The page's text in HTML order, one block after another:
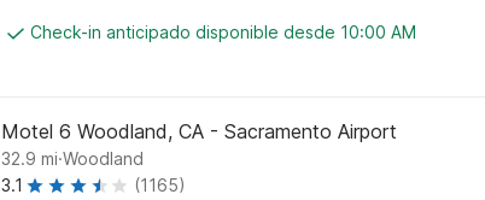
Check-in anticipado disponible desde 10:00 AM
Motel 6 Woodland, CA - Sacramento Airport
32.9 mi.Woodland
3.1
(1165)